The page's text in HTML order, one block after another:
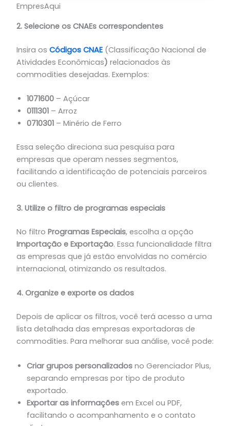
EmpresAqui
2. Selecione os CNAEs correspondentes
Insira os Códigos CNAE(Classificação Nacional de
Atividades Econômicas) relacionados às
commodities desejadas. Exemplos:
1071600– Açúcar
0111301– Arroz
0710301– Minério de Ferro
Essa seleção direciona sua pesquisa para
empresas que operam nesses segmentos,
facilitando a identificação de potenciais parceiros
ou clientes.
3. Utilize o filtro de programas especiais
No filtro Programas Especiais, escolha a opção
Importação e Exportação. Essa funcionalidade filtra
as empresas que já estão envolvidas no comércio
internacional, otimizando os resultados.
4. Organize e exporte os dados
Depois de aplicar os filtros, você terá acesso a uma
lista detalhada das empresas exportadoras de
commodities. Para melhorar sua análise, você pode:
Criar grupos personalizadosno Gerenciador Plus,
separando empresas por tipo de produto
exportado.
Exportar as informaçõesem Excel ou PDF,
facilitando o acompanhamento e o contato